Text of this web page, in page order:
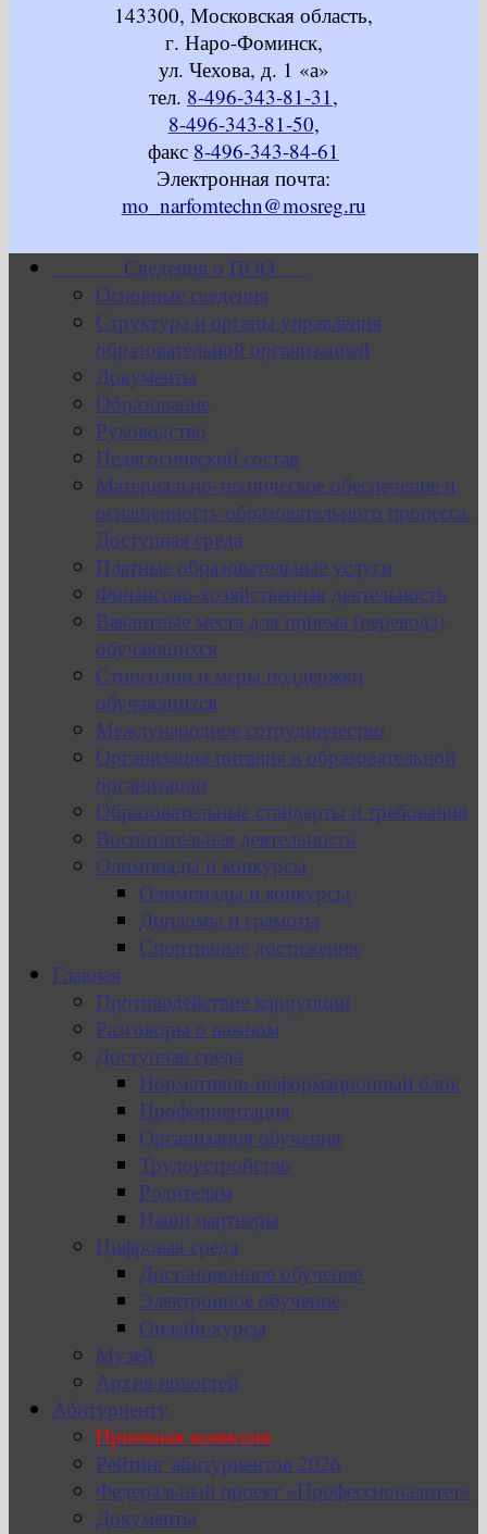
143300, Московская область,
г. Наро-Фоминск,
ул. Чехова, д. 1 «а»
тел. 8-496-343-81-31,
8-496-343-81-50,
факс 8-496-343-84-61
Электронная почта:
mo_narfomtechn@mosreg.ru
Сведения о ПОО
Основные сведения
Структура и органы управления
образовательной организацией
Документы
Образование
Руководство
Педагогический состав
Материально-техническое обеспечение и
оснащенность образовательного процесса.
Доступная среда
Платные образовательные услуги
Финансово-хозяйственная деятельность
Вакантные места для приема (перевода)
обучающихся
Стипендии и меры поддержки
обучающихся
Международное сотрудничество
Организация питания в образовательной
организации
Образовательные стандарты и требования
Воспитательная деятельность
Олимпиады и конкурсы
Олимпиады и конкурсы
Дипломы и грамоты
Спортивные достижения
Главная
Противодействие коррупции
Разговоры о важном
Доступная среда
Нормативно-информационный блок
Профориентация
Организация обучения
Трудоустройство
Родителям
Наши партнеры
Цифровая среда
Дистанционное обучение
Электронное обучение
Онлайн-курсы
Музей
Архив новостей
Абитуриенту
Приемная комиссия
Рейтинг абитуриентов 2026
Федеральный проект «Профессионалитет»
Документы